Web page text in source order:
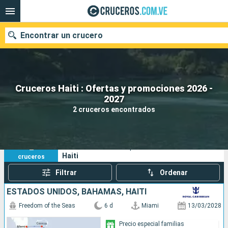
Cruceros Haiti : Ofertas y promociones 2026 -
2027
2 cruceros encontrados
Encontrar un crucero
Nuestros destinos
Fecha de salida
Buscar
2
cruceros
Haiti
Filtrar Ordenar
ESTADOS UNIDOS, BAHAMAS, HAITI
Freedom of the Seas 6 d Miami 13/03/2028
Precio especial familias